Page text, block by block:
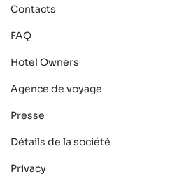
Contacts
FAQ
Hotel Owners
Agence de voyage
Presse
Détails de la société
Privacy